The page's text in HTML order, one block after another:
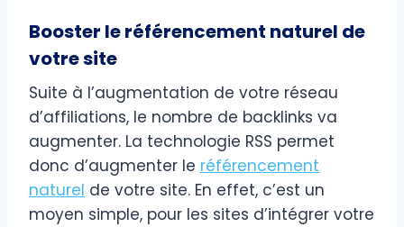
Booster le référencement naturel de
votre site
Suite à l’augmentation de votre réseau
d’affiliations, le nombre de backlinks va
augmenter. La technologie RSS permet
donc d’augmenter le référencement
naturel de votre site. En effet, c’est un
moyen simple, pour les sites d’intégrer votre